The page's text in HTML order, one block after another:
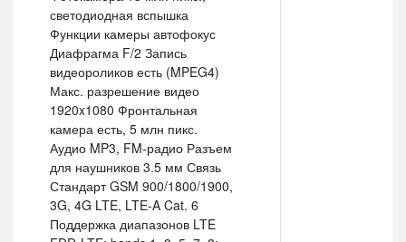
светодиодная вспышка
Функции камеры автофокус
Диафрагма F/2 Запись
видеороликов есть (MPEG4)
Макс. разрешение видео
1920x1080 Фронтальная
камера есть, 5 млн пикс.
Аудио MP3, FM-радио Разъем
для наушников 3.5 мм Связь
Стандарт GSM 900/1800/1900,
3G, 4G LTE, LTE-A Cat. 6
Поддержка диапазонов LTE